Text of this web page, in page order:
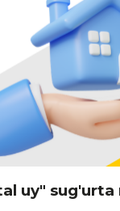
uy" sug'urta